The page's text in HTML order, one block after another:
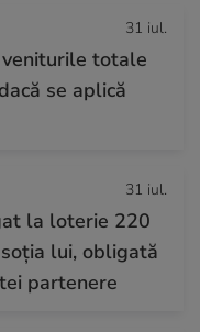
31 iul.
veniturile totale
se aplică
31 iul.
la loterie 220
lui, obligată
partenere